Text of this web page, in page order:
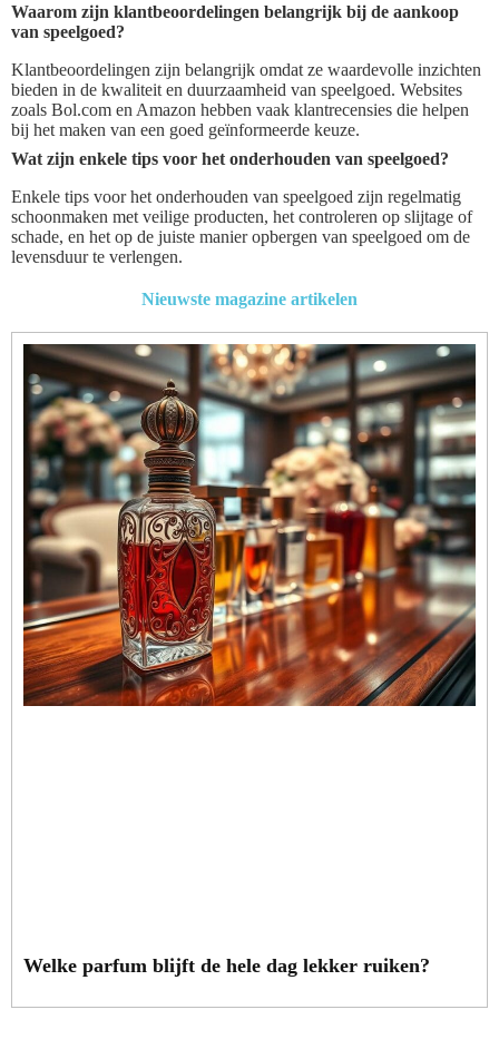
Waarom zijn klantbeoordelingen belangrijk bij de aankoop
van speelgoed?
Klantbeoordelingen zijn belangrijk omdat ze waardevolle inzichten
bieden in de kwaliteit en duurzaamheid van speelgoed. Websites
zoals Bol.com en Amazon hebben vaak klantrecensies die helpen
bij het maken van een goed geïnformeerde keuze.
Wat zijn enkele tips voor het onderhouden van speelgoed?
Enkele tips voor het onderhouden van speelgoed zijn regelmatig
schoonmaken met veilige producten, het controleren op slijtage of
schade, en het op de juiste manier opbergen van speelgoed om de
levensduur te verlengen.
Nieuwste magazine artikelen
Welke parfum blijft de hele dag lekker ruiken?